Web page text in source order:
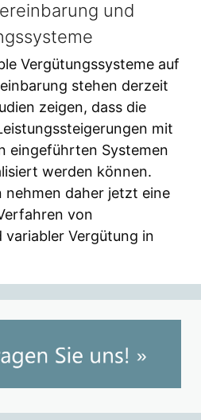
und
Vergütungssysteme auf
stehen derzeit
zeigen, dass die
mit
eingeführten Systemen
werden können.
nehmen daher jetzt eine
von
variabler Vergütung in